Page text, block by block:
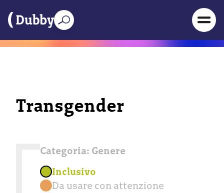
Transgender
Categoria: Genere
Inclusivo
Da usare con attenzione